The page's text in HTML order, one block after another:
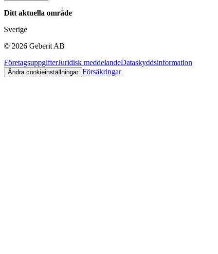
Ditt aktuella område
Sverige
© 2026 Geberit AB
FöretagsuppgifterJuridisk meddelandeDataskyddsinformation
Ändra cookieinställningar Försäkringar